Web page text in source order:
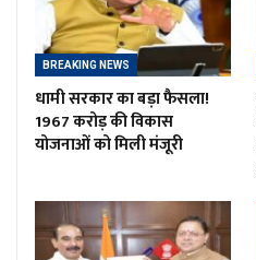
BREAKING NEWS
धामी सरकार का बड़ा फैसला!
1967 करोड़ की विकास
योजनाओं को मिली मंजूरी